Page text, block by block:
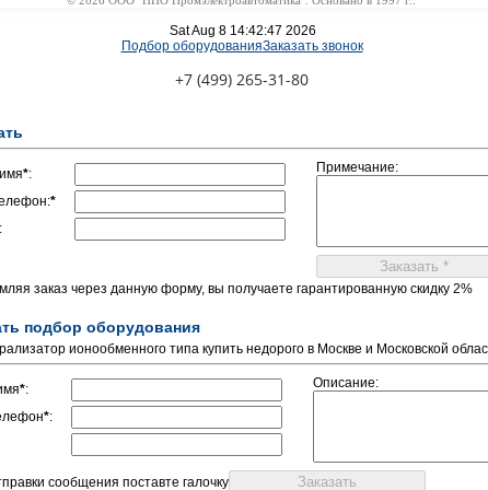
Sat Aug 8 14:42:47 2026
Подбор оборудованияЗаказать звонок
+7 (499) 265-31-80
*:
*
Примечание:
заказ через данную форму, вы получаете гарантированную скидку 2%
подбор оборудования
ионообменного типа купить недорого в Москве и Московской
*:
*:
Описание:
сообщения поставте галочку